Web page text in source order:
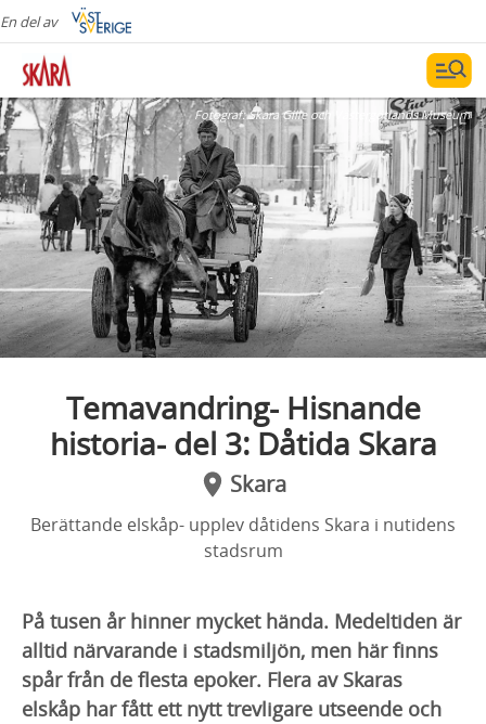
En del av
Fotograf:Skara Gille och Västergötlands Museum
Temavandring- Hisnande
historia- del 3: Dåtida Skara
Skara
Berättande elskåp- upplev dåtidens Skara i nutidens
stadsrum
På tusen år hinner mycket hända. Medeltiden är
alltid närvarande i stadsmiljön, men här finns
spår från de flesta epoker. Flera av Skaras
elskåp har fått ett nytt trevligare utseende och